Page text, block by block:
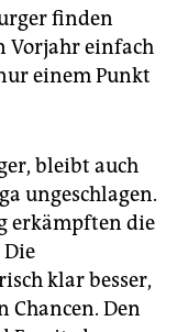
finden
Vorjahr einfach
einem Punkt
bleibt auch
ungeschlagen.
erkämpften die
Die
klar besser,
Chancen. Den